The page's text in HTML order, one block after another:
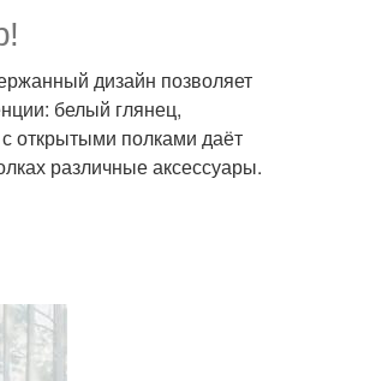
дизайн позволяет
белый глянец,
открытыми полками даёт
различные аксессуары.